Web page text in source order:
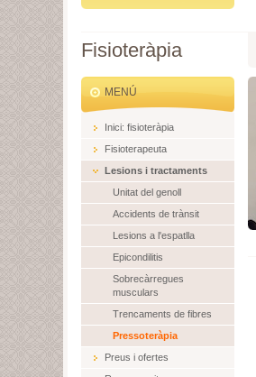
Fisioteràpia
MENÚ
Inici: fisioteràpia
Fisioterapeuta
Lesions i tractaments
Unitat del genoll
Accidents de trànsit
Lesions a l'espatlla
Epicondilitis
Sobrecàrregues
musculars
Trencaments de fibres
Pressoteràpia
Preus i ofertes